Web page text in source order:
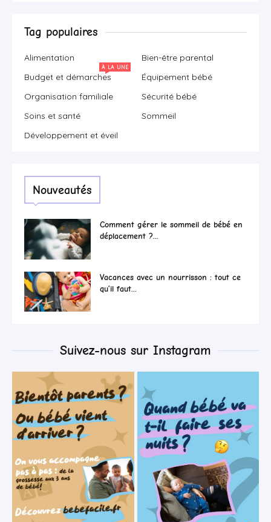
Tag populaires
Alimentation
Bien-être parental
Budget et démarches
À LA UNE
Équipement bébé
Organisation familiale
Sécurité bébé
Soins et santé
Sommeil
Développement et éveil
Nouveautés
Comment gérer le sommeil de bébé en
déplacement ?...
Vacances avec un nourrisson : tout ce
qu’il faut...
Suivez-nous sur Instagram